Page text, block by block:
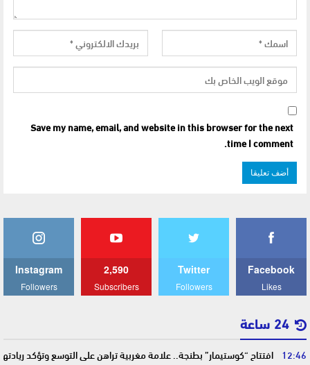
Save my name, email, and website in this browser for the next
time I comment.
Facebook
Likes
Twitter
Followers
2,590
Subscribers
Instagram
Followers
12:46 افتتاح “كوستيمار” بطنجة.. علامة مغربية تراهن على التوسع وتؤكد